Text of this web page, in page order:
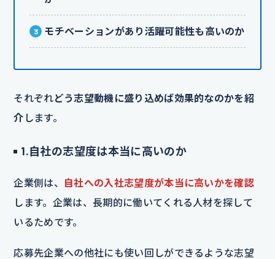
モチベーションがあり活躍可能性も高いのか
それぞれどう志望動機に盛り込めば効果的なのかを紹
介 します。
1.自社の志望度は本当に高いのか
企業側は、
自社への入社志望度が本当に高いかを確認
します。企業は、長期的に働いてくれる人材を探して
いるためです。
応募先企業への他社にも使い回しができるような志望